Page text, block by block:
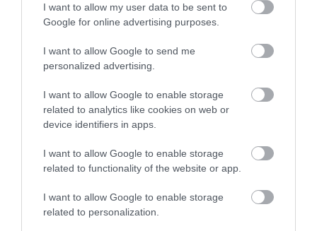
I want to allow my user data to be sent to
Google for online advertising purposes.
I want to allow Google to send me
personalized advertising.
I want to allow Google to enable storage
related to analytics like cookies on web or
device identifiers in apps.
I want to allow Google to enable storage
related to functionality of the website or app.
I want to allow Google to enable storage
related to personalization.
VÉSZJEL
2026-08-03
A TUDÓSOK 262 ÚJ FAJT
ÖTVEN ÉVIG ROSSZ NÉVEN